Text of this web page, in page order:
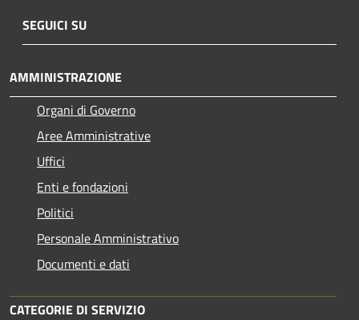
SEGUICI SU
AMMINISTRAZIONE
Organi di Governo
Aree Amministrative
Uffici
Enti e fondazioni
Politici
Personale Amministrativo
Documenti e dati
CATEGORIE DI SERVIZIO